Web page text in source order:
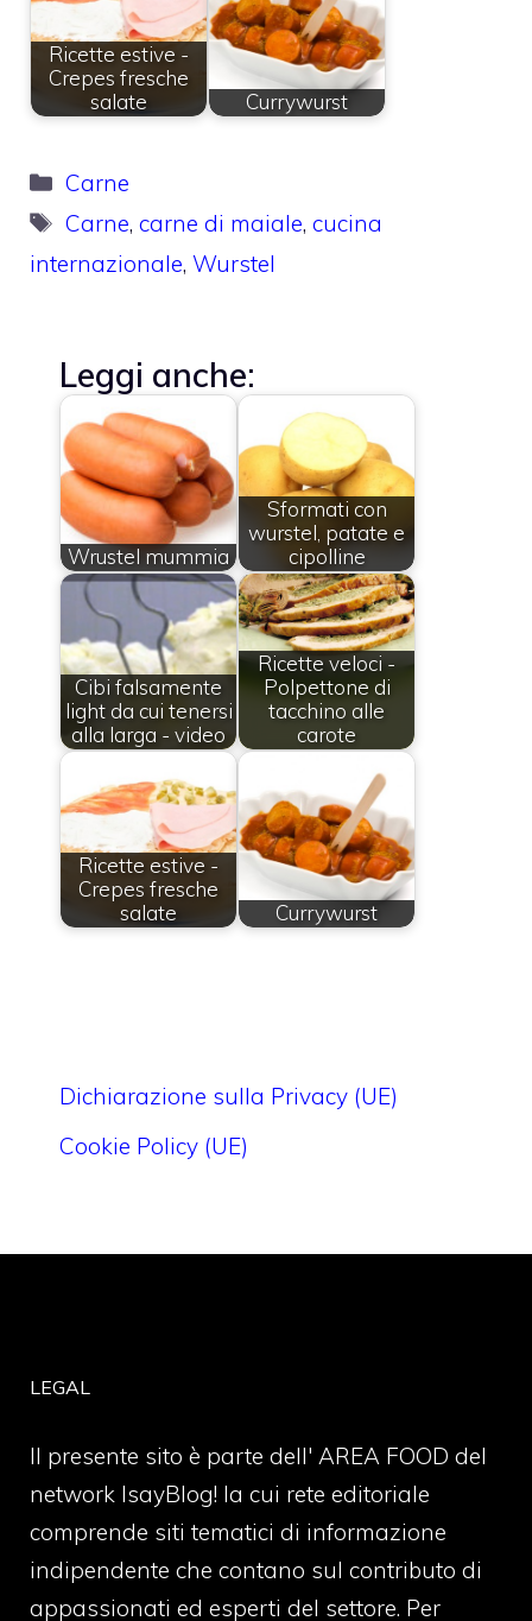
Ricette estive -
Crepes fresche
salate
Currywurst
Categorie
Carne
Tag
Carne,carne di maiale,cucina
internazionale, Wurstel
Leggi anche:
Wrustel mummia
Sformati con
wurstel, patate e
cipolline
Cibi falsamente
light da cui tenersi
alla larga - video
Ricette veloci -
Polpettone di
tacchino alle
carote
Ricette estive -
Crepes fresche
salate
Currywurst
Dichiarazione sulla Privacy (UE)
Cookie Policy (UE)
LEGAL
Il presente sito è parte dell' AREA FOOD del
network IsayBlog! la cui rete editoriale
comprende siti tematici di informazione
indipendente che contano sul contributo di
appassionati ed esperti del settore. Per